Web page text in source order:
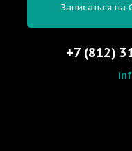
Записаться на
+7 (812)